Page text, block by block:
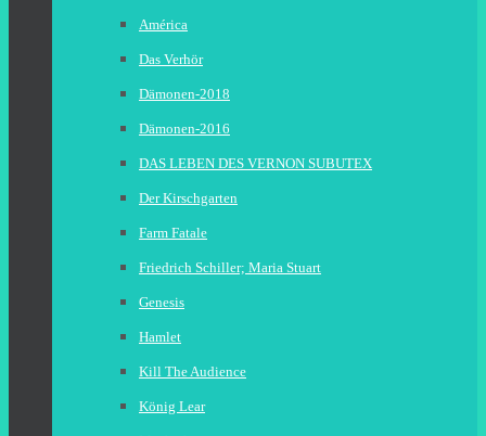
América
Das Verhör
Dämonen-2018
Dämonen-2016
DAS LEBEN DES VERNON SUBUTEX
Der Kirschgarten
Farm Fatale
Friedrich Schiller; Maria Stuart
Genesis
Hamlet
Kill The Audience
König Lear